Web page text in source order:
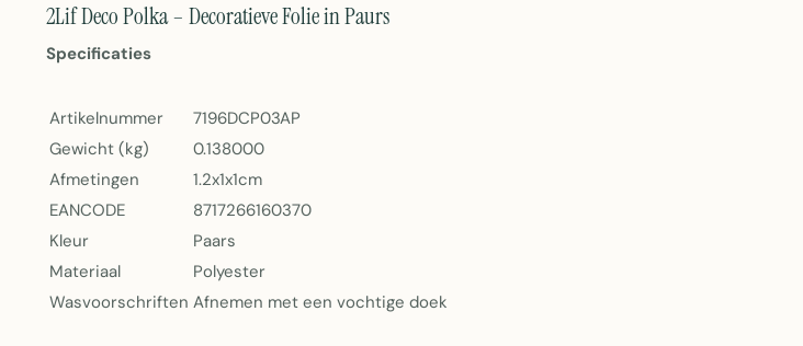
2Lif Deco Polka – Decoratieve Folie in Paurs
Specificaties
Artikelnummer
7196DCP03AP
Gewicht (kg)
0.138000
Afmetingen
1.2x1x1cm
EANCODE
8717266160370
Kleur
Paars
Materiaal
Polyester
Wasvoorschriften Afnemen met een vochtige doek